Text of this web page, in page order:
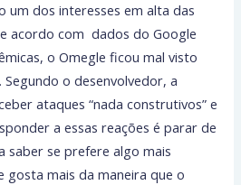
um dos interesses em alta das
acordo com dados do Google
o Omegle ficou mal visto
o desenvolvedor, a
ataques “nada construtivos” e
a essas reações é parar de
saber se prefere algo mais
gosta mais da maneira que o